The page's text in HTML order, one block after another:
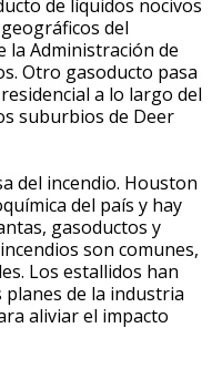
de líquidos nocivos
del
la Administración de
Otro gasoducto pasa
a lo largo del
suburbios de Deer
del incendio. Houston
del país y hay
gasoductos y
son comunes,
Los estallidos han
de la industria
aliviar el impacto